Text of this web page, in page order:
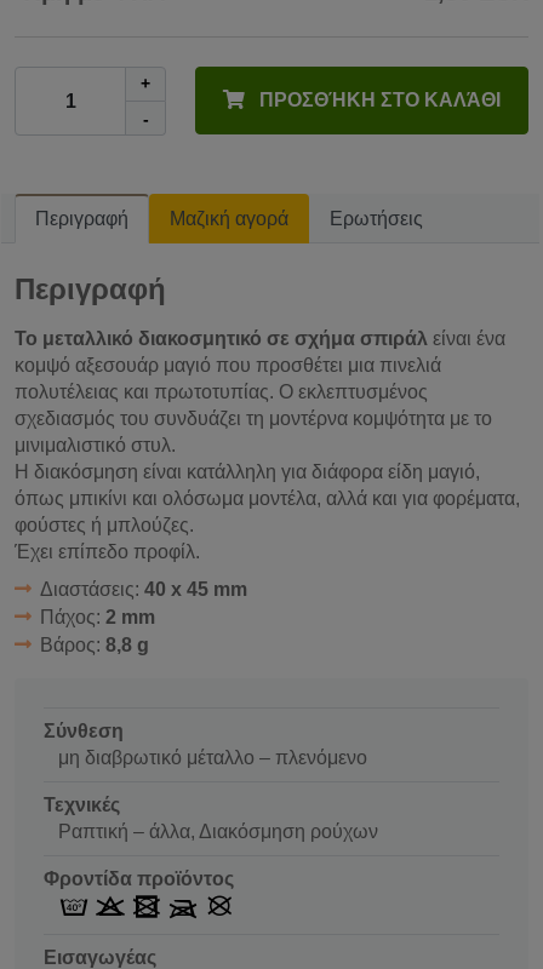
+
-
ΠΡΟΣΘΉΚΗ ΣΤΟ ΚΑΛΆΘΙ
Περιγραφή Μαζική αγορά Ερωτήσεις
Περιγραφή
Το μεταλλικό διακοσμητικό σε σχήμα σπιράλ είναι ένα
κομψό αξεσουάρ μαγιό που προσθέτει μια πινελιά
πολυτέλειας και πρωτοτυπίας. Ο εκλεπτυσμένος
σχεδιασμός του συνδυάζει τη μοντέρνα κομψότητα με το
μινιμαλιστικό στυλ.
Η διακόσμηση είναι κατάλληλη για διάφορα είδη μαγιό,
όπως μπικίνι και ολόσωμα μοντέλα, αλλά και για φορέματα,
φούστες ή μπλούζες.
Έχει επίπεδο προφίλ.
Διαστάσεις: 40 x 45 mm
Πάχος: 2 mm
Βάρος: 8,8 g
Σύνθεση
μη διαβρωτικό μέταλλο – πλενόμενο
Τεχνικές
Ραπτική – άλλα, Διακόσμηση ρούχων
Φροντίδα προϊόντος
Εισαγωγέας